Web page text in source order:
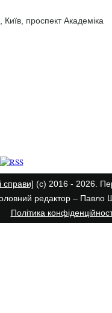
проспект Академіка
справи] (с) 2016 - 2026.
редактор – Павло
Політика